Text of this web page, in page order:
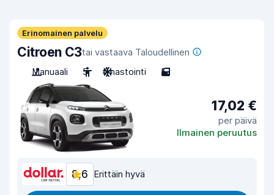
Erinomainen palvelu
Citroen C3tai vastaava Taloudellinen
Manuaali
5 Ilmastointi 5
17,02 €
per päivä
Ilmainen peruutus
8,6 Erittäin hyvä